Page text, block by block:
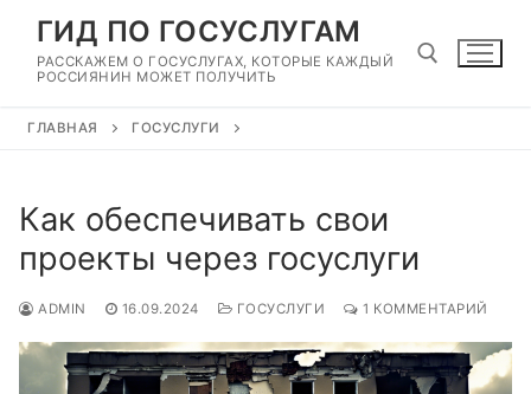
Перейти
содержимому
ГИД ПО ГОСУСЛУГАМ
РАССКАЖЕМ О ГОСУСЛУГАХ, КОТОРЫЕ КАЖДЫЙ
РОССИЯНИН МОЖЕТ ПОЛУЧИТЬ
ГЛАВНАЯ ГОСУСЛУГИ
Как обеспечивать свои
проекты через госуслуги
ADMIN 16.09.2024 ГОСУСЛУГИ 1 КОММЕНТАРИЙ